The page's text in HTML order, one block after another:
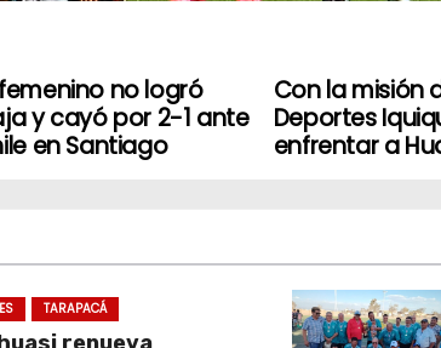
Con la misión
Deportes
enfrentar a
no logró
y cayó por 2-1 ante
en Santiago
TARAPACÁ